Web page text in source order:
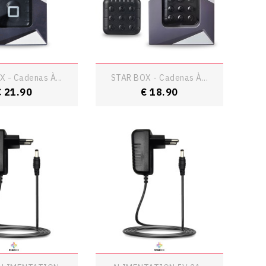
- Cadenas À...
21.90
STAR BOX - Cadenas À...
Price
€ 18.90